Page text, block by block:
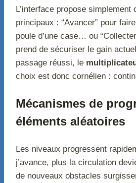
L’interface propose simplement
principaux : “Avancer” pour
poule d’une case… ou
prend de sécuriser le gain
passage réussi, le
choix est donc cornélien :
Mécanismes de
éléments aléatoires
Les niveaux progressent
j’avance, plus la circulation
de nouveaux obstacles